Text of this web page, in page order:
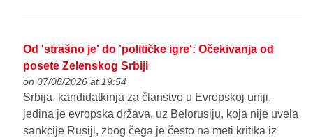
Od 'strašno je' do 'političke igre': Očekivanja od
posete Zelenskog Srbiji
on 07/08/2026 at 19:54
Srbija, kandidatkinja za članstvo u Evropskoj uniji,
jedina je evropska država, uz Belorusiju, koja nije uvela
sankcije Rusiji, zbog čega je često na meti kritika iz